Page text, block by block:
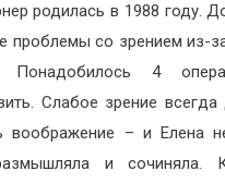
родилась в 1988 году.
проблемы со зрением из-
Понадобилось 4
Слабое зрение
воображение – и Елена
и сочиняла.